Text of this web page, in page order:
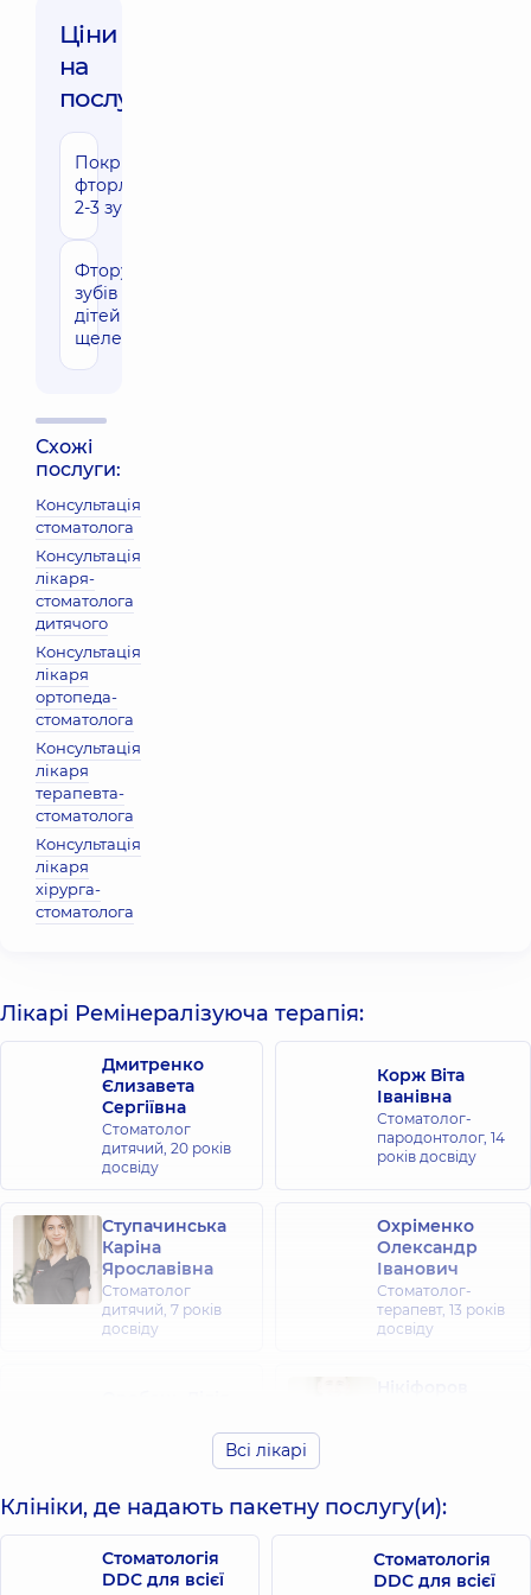
Ціни
на
послуги:
Покриття
фторлаком
2-3 зуба
Фторування
зубів у
дітей (дві
щелепи)
Схожі
послуги:
Консультація
стоматолога
Консультація
лікаря-
стоматолога
дитячого
Консультація
лікаря
ортопеда-
стоматолога
Консультація
лікаря
терапевта-
стоматолога
Консультація
лікаря
хірурга-
стоматолога
Лікарі Ремінералізуюча терапія:
Дмитренко
Єлизавета
Сергіївна
Стоматолог
дитячий, 20 років
досвіду
Корж Віта
Іванівна
Стоматолог-
пародонтолог, 14
років досвіду
Ступачинська
Каріна
Ярославівна
Стоматолог
дитячий, 7 років
досвіду
Охріменко
Олександр
Іванович
Стоматолог-
терапевт, 13 років
досвіду
5 років
Бугай Юрій
Володимирович
Добровольська
Анна Павлівна
Всі лікарі
Клініки, де надають пакетну послугу(и):
Стоматологія
DDC для всієї
Стоматологія
DDC для всієї